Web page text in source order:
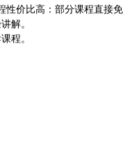
性价比高：部分课程直接免
解。
程。